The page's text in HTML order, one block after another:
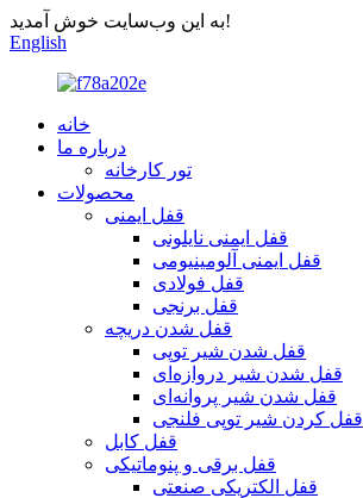
به این وب‌سایت خوش آمدید!
English
خانه
درباره ما
تور کارخانه
محصولات
قفل ایمنی
قفل ایمنی نایلونی
قفل ایمنی آلومینیومی
قفل فولادی
قفل برنجی
قفل شدن دریچه
قفل شدن شیر توپی
قفل شدن شیر دروازه‌ای
قفل شدن شیر پروانه‌ای
قفل کردن شیر توپی فلنجی
قفل کابل
قفل برقی و پنوماتیکی
قفل الکتریکی صنعتی